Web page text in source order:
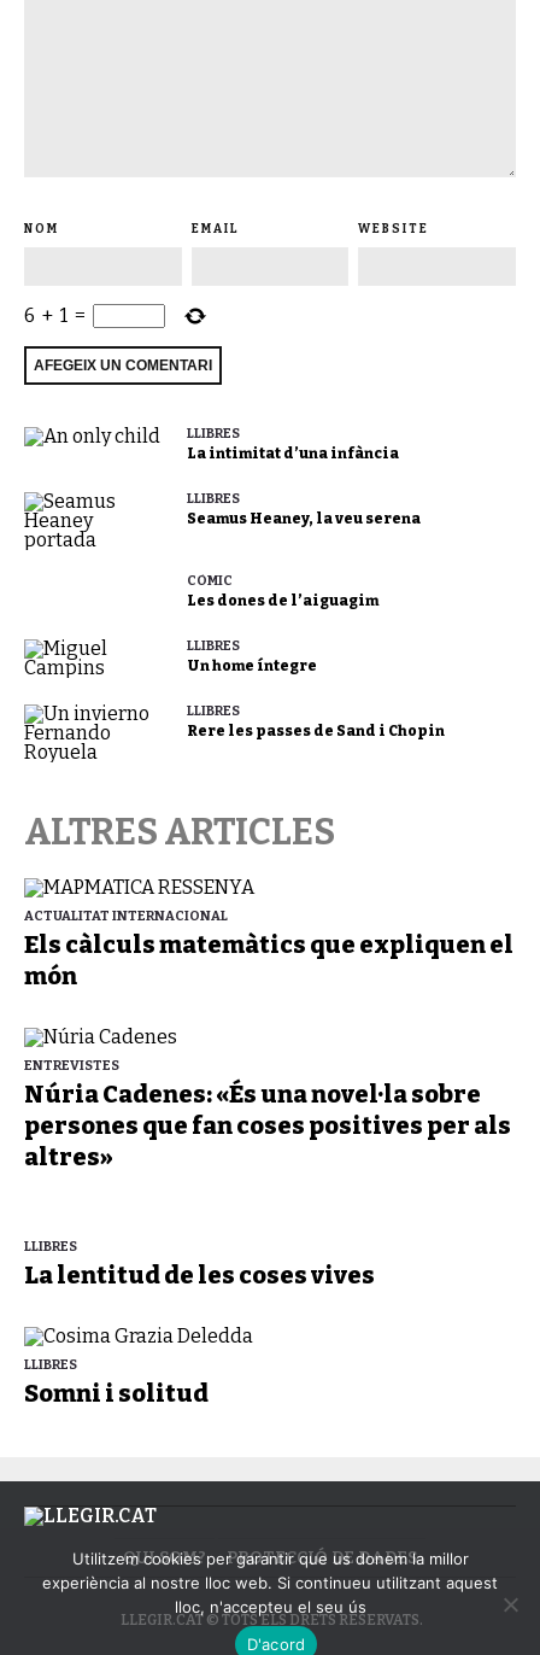
NOM EMAIL WEBSITE
6 + 1 =
LLIBRES
La intimitat d’una infància
LLIBRES
Seamus Heaney, la veu serena
CÒMIC
Les dones de l’aiguagim
LLIBRES
Un home íntegre
LLIBRES
Rere les passes de Sand i Chopin
ALTRES ARTICLES
ACTUALITAT INTERNACIONAL
Els càlculs matemàtics que expliquen el
món
ENTREVISTES
Núria Cadenes: «És una novel·la sobre
persones que fan coses positives per als
altres»
LLIBRES
La lentitud de les coses vives
LLIBRES
Somni i solitud
QUI SOM? PROTECCIÓ DE DADES
LLEGIR.CAT © TOTS ELS DRETS RESERVATS.
Utilitzem cookies per garantir que us donem la millor
experiència al nostre lloc web. Si continueu utilitzant aquest
lloc, n'accepteu el seu ús
D'acord